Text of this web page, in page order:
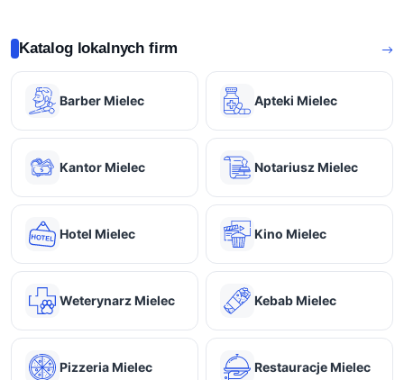
Katalog lokalnych firm
Barber Mielec Apteki Mielec
Kantor Mielec Notariusz Mielec
Hotel Mielec Kino Mielec
Weterynarz Mielec Kebab Mielec
Pizzeria Mielec Restauracje Mielec